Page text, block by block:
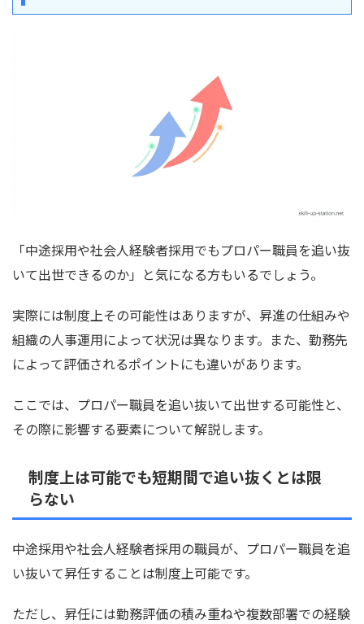
「中途採用や社会人経験者採用でもプロパー職員を追い抜
いて出世できるのか」と気になる方もいるでしょう。
実際には制度上その可能性はありますが、昇進の仕組みや
組織の人事運用によって状況は異なります。また、勤務先
によって評価されるポイントにも違いがあります。
ここでは、プロパー職員を追い抜いて出世する可能性と、
その際に影響する要素について解説します。
制度上は可能でも短期間で追い抜くとは限
らない
中途採用や社会人経験者採用の職員が、プロパー職員を追
い抜いて昇任することは制度上可能です。
ただし、昇任には勤務評価の積み重ねや複数部署での経験